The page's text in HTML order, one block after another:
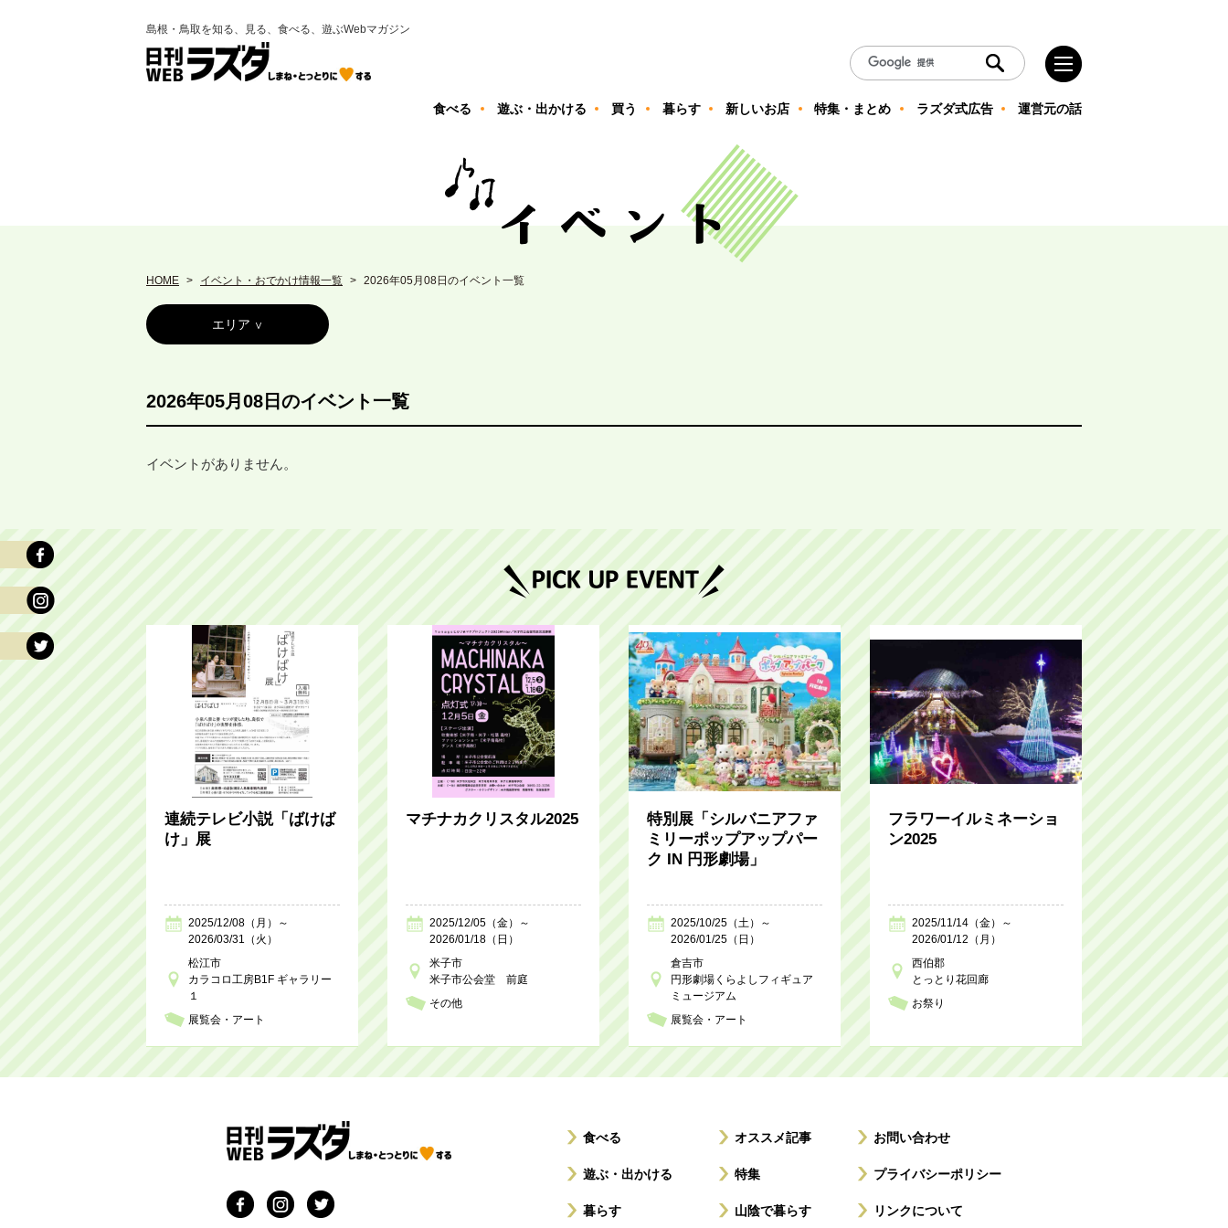
島根・鳥取を知る、見る、食べる、遊ぶWebマガジン
食べる 遊ぶ・出かける 買う 暮らす 新しいお店 特集・まとめ ラズダ式広告 運営元の話
HOME イベント・おでかけ情報一覧 2026年05月08日のイベント一覧
エリア
2026年05月08日のイベント一覧
イベントがありません。
連続テレビ小説「ばけば
け」展
2025/12/08（月）～
2026/03/31（火）
松江市
カラコロ工房B1F ギャラリー
１
展覧会・アート
マチナカクリスタル2025
2025/12/05（金）～
2026/01/18（日）
米子市
米子市公会堂 前庭
その他
特別展「シルバニアファ
ミリーポップアップパー
ク IN 円形劇場」
2025/10/25（土）～
2026/01/25（日）
倉吉市
円形劇場くらよしフィギュア
ミュージアム
展覧会・アート
フラワーイルミネーショ
ン2025
2025/11/14（金）～
2026/01/12（月）
西伯郡
とっとり花回廊
お祭り
食べる
遊ぶ・出かける
暮らす
オススメ記事
特集
山陰で暮らす
お問い合わせ
プライバシーポリシー
リンクについて